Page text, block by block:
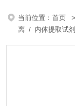
当前位置：首页
离 / 内体提取试